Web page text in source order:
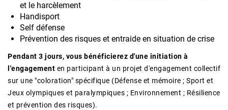
et le harcèlement
Handisport
Self défense
Prévention des risques et entraide en situation de crise
Pendant 3 jours, vous bénéficierez d'une initiation à
l'engagement en participant à un projet d'engagement collectif
sur une "coloration" spécifique (Défense et mémoire ; Sport et
Jeux olympiques et paralympiques ; Environnement ; Résilience
et prévention des risques).